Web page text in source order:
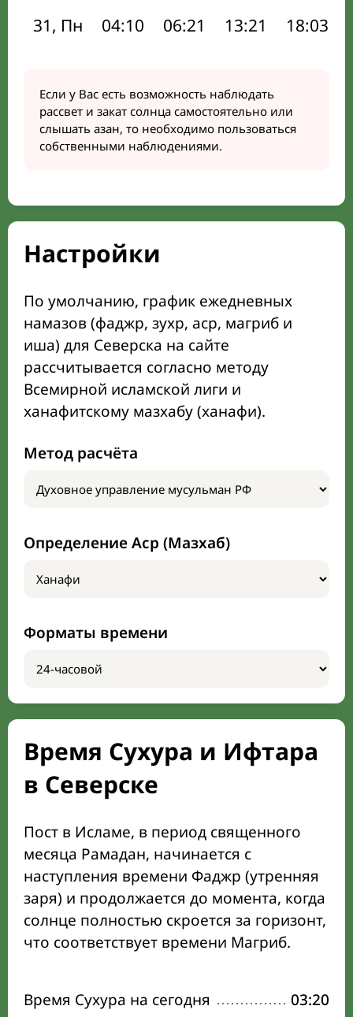
31, Пн
04:10 06:21 13:21 18:03
Если у Вас есть возможность наблюдать
рассвет и закат солнца самостоятельно или
слышать азан, то необходимо пользоваться
собственными наблюдениями.
Настройки
По умолчанию, график ежедневных
намазов (фаджр, зухр, аср, магриб и
иша) для Северска на сайте
рассчитывается согласно методу
Всемирной исламской лиги и
ханафитскому мазхабу (ханафи).
Метод расчёта
Определение Аср (Мазхаб)
Форматы времени
Время Сухура и Ифтара
в Северске
Пост в Исламе, в период священного
месяца Рамадан, начинается с
наступления времени Фаджр (утренняя
заря) и продолжается до момента, когда
солнце полностью скроется за горизонт,
что соответствует времени Магриб.
Время Сухура на сегодня 03:20